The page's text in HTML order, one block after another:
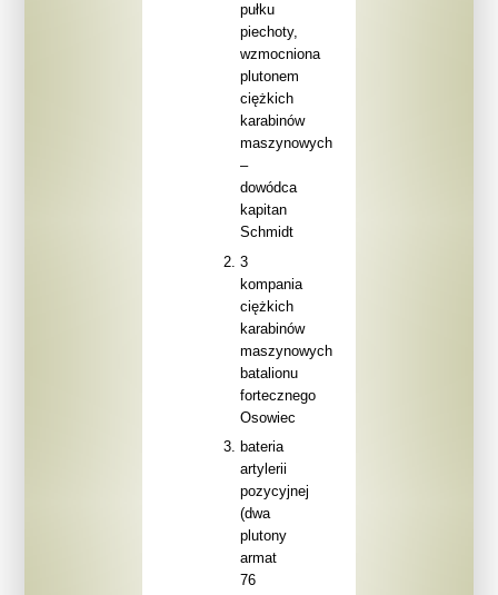
pułku
piechoty,
wzmocniona
plutonem
ciężkich
karabinów
maszynowych
–
dowódca
kapitan
Schmidt
3
kompania
ciężkich
karabinów
maszynowych
batalionu
fortecznego
Osowiec
bateria
artylerii
pozycyjnej
(dwa
plutony
armat
76